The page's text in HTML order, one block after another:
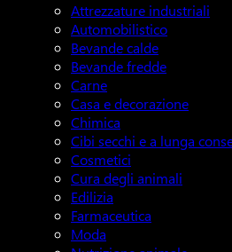
Attrezzature industriali
Automobilistico
Bevande calde
Bevande fredde
Carne
Casa e decorazione
Chimica
Cibi secchi e a lunga
Cosmetici
Cura degli animali
Edilizia
Farmaceutica
Moda